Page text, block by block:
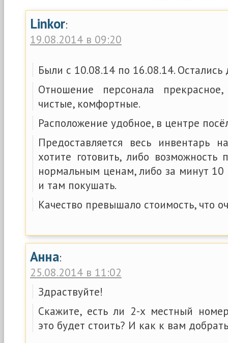
Linkor:
19.08.2014 в 09:20
Были с 10.08.14 по 16.08.14. Остались
Отношение персонала
чистые, комфортные.
Расположение удобное, в центре
Предоставляется весь инвентарь
хотите готовить, либо возможность
нормальным ценам, либо за минут 10
и там покушать.
Качество превышало стоимость, что
Анна:
25.08.2014 в 11:02
Здраствуйте!
Скажите, есть ли 2-х местный
это будет стоить? И как к вам